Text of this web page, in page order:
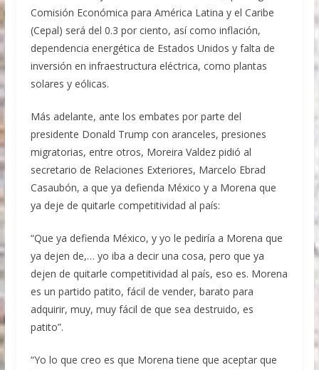
Comisión Económica para América Latina y el Caribe
(Cepal) será del 0.3 por ciento, así como inflación,
dependencia energética de Estados Unidos y falta de
inversión en infraestructura eléctrica, como plantas
solares y eólicas.
Más adelante, ante los embates por parte del
presidente Donald Trump con aranceles, presiones
migratorias, entre otros, Moreira Valdez pidió al
secretario de Relaciones Exteriores, Marcelo Ebrad
Casaubón, a que ya defienda México y a Morena que
ya deje de quitarle competitividad al país:
“Que ya defienda México, y yo le pediría a Morena que
ya dejen de,… yo iba a decir una cosa, pero que ya
dejen de quitarle competitividad al país, eso es. Morena
es un partido patito, fácil de vender, barato para
adquirir, muy, muy fácil de que sea destruido, es
patito”.
“Yo lo que creo es que Morena tiene que aceptar que